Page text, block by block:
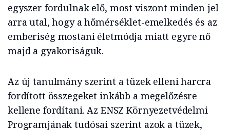
egyszer fordulnak elő, most viszont minden jel
arra utal, hogy a hőmérséklet-emelkedés és az
emberiség mostani életmódja miatt egyre nő
majd a gyakoriságuk.
Az új tanulmány szerint a tüzek elleni harcra
fordított összegeket inkább a megelőzésre
kellene fordítani. Az ENSZ Környezetvédelmi
Programjának tudósai szerint azok a tüzek,